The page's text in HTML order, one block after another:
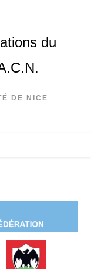
du
DE NICE